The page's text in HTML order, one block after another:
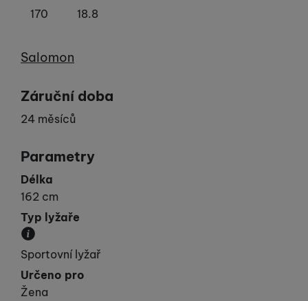
170
18.8
Výrobce
Salomon
Záruční doba
24 měsíců
Parametry
Délka
162 cm
Typ lyžaře
Udává vaší „výkonnost“.
Sportovní lyžař
Určeno pro
Žena